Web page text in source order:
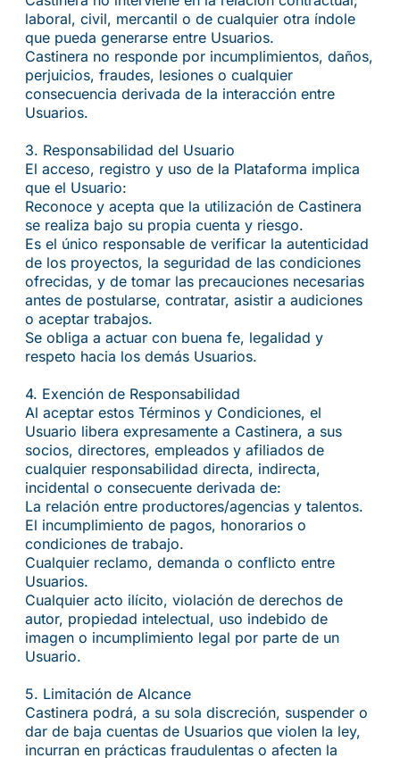
laboral, civil, mercantil o de cualquier otra índole
que pueda generarse entre Usuarios.
Castinera no responde por incumplimientos, daños,
perjuicios, fraudes, lesiones o cualquier
consecuencia derivada de la interacción entre
Usuarios.
3.⁠ ⁠Responsabilidad del Usuario
El acceso, registro y uso de la Plataforma implica
que el Usuario:
Reconoce y acepta que la utilización de Castinera
se realiza bajo su propia cuenta y riesgo.
Es el único responsable de verificar la autenticidad
de los proyectos, la seguridad de las condiciones
ofrecidas, y de tomar las precauciones necesarias
antes de postularse, contratar, asistir a audiciones
o aceptar trabajos.
Se obliga a actuar con buena fe, legalidad y
respeto hacia los demás Usuarios.
4.⁠ ⁠Exención de Responsabilidad
Al aceptar estos Términos y Condiciones, el
Usuario libera expresamente a Castinera, a sus
socios, directores, empleados y afiliados de
cualquier responsabilidad directa, indirecta,
incidental o consecuente derivada de:
La relación entre productores/agencias y talentos.
El incumplimiento de pagos, honorarios o
condiciones de trabajo.
Cualquier reclamo, demanda o conflicto entre
Usuarios.
Cualquier acto ilícito, violación de derechos de
autor, propiedad intelectual, uso indebido de
imagen o incumplimiento legal por parte de un
Usuario.
5.⁠ ⁠Limitación de Alcance
Castinera podrá, a su sola discreción, suspender o
dar de baja cuentas de Usuarios que violen la ley,
incurran en prácticas fraudulentas o afecten la